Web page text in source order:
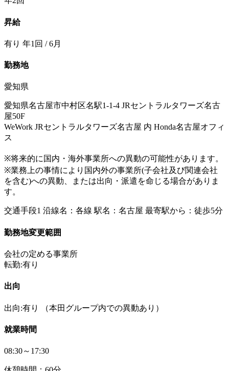
昇給
有り 年1回 / 6月
勤務地
愛知県
愛知県名古屋市中村区名駅1-1-4 JRセントラルタワーズ名古
屋50F
WeWork JRセントラルタワーズ名古屋 内 Honda名古屋オフィ
ス
※将来的に国内・海外事業所への異動の可能性があります。
※業務上の事情により国内外の事業所(子会社及び関連会社
を含む)への異動、または出向・派遣を命じる場合がありま
す。
交通手段1 沿線名：各線 駅名：名古屋 最寄駅から：徒歩5分
勤務地変更範囲
会社の定める事業所
転勤:有り
出向
出向:有り （本田グループ内での異動あり）
就業時間
08:30～17:30